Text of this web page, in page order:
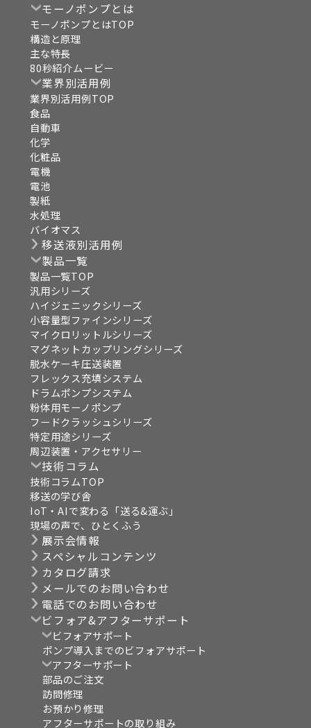
モーノポンプとは
モーノポンプとはTOP
構造と原理
主な特長
80秒紹介ムービー
業界別活用例
業界別活用例TOP
食品
自動車
化学
化粧品
電機
電池
製紙
水処理
バイオマス
移送液別活用例
製品一覧
製品一覧TOP
汎用シリーズ
ハイジェニックシリーズ
小容量型ファインシリーズ
マイクロリットルシリーズ
マグネットカップリングシリーズ
脱水ケーキ圧送装置
フレックス充填システム
ドラムポンプシステム
粉体用モーノポンプ
フードクラッシュシリーズ
特定用途シリーズ
周辺装置・アクセサリー
技術コラム
技術コラムTOP
移送の学び舎
IoT・AIで変わる「送る&運ぶ」
現場の声で、ひとくふう
展示会情報
スペシャルコンテンツ
カタログ請求
メールでのお問い合わせ
電話でのお問い合わせ
ビフォア&アフターサポート
ビフォアサポート
ポンプ導入までのビフォアサポート
アフターサポート
部品のご注文
訪問修理
お預かり修理
アフターサポートの取り組み